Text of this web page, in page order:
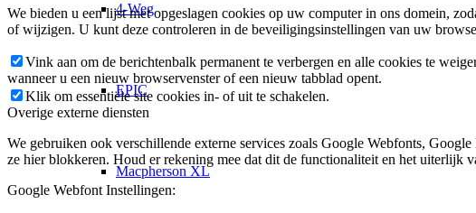
4-Weg
EPIC
Macpherson XL
We bieden u een lijst met opgeslagen cookies op uw computer in ons domein,
of wijzigen. U kunt deze controleren in de beveiligingsinstellingen van uw
Vink aan om de berichtenbalk permanent te verbergen en alle cookies te
wanneer u een nieuw browservenster of een nieuw tabblad opent.
Klik om essentiële site cookies in- of uit te schakelen.
Overige externe diensten
We gebruiken ook verschillende externe services zoals Google Webfonts,
ze hier blokkeren. Houd er rekening mee dat dit de functionaliteit en het uiterlijk
Google Webfont Instellingen: